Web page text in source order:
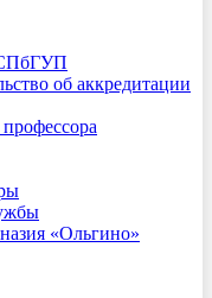
об аккредитации
«Ольгино»